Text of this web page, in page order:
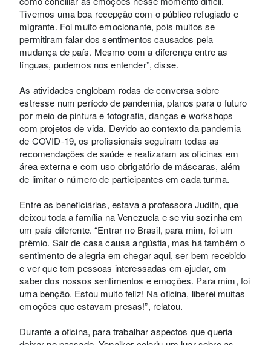
Tivemos uma boa recepção com o público refugiado e
migrante. Foi muito emocionante, pois muitos se
permitiram falar dos sentimentos causados pela
mudança de país. Mesmo com a diferença entre as
línguas, pudemos nos entender”, disse.
As atividades englobam rodas de conversa sobre
estresse num período de pandemia, planos para o futuro
por meio de pintura e fotografia, danças e workshops
com projetos de vida. Devido ao contexto da pandemia
de COVID-19, os profissionais seguiram todas as
recomendações de saúde e realizaram as oficinas em
área externa e com uso obrigatório de máscaras, além
de limitar o número de participantes em cada turma.
Entre as beneficiárias, estava a professora Judith, que
deixou toda a família na Venezuela e se viu sozinha em
um país diferente. “Entrar no Brasil, para mim, foi um
prêmio. Sair de casa causa angústia, mas há também o
sentimento de alegria em chegar aqui, ser bem recebido
e ver que tem pessoas interessadas em ajudar, em
saber dos nossos sentimentos e emoções. Para mim, foi
uma benção. Estou muito feliz! Na oficina, liberei muitas
emoções que estavam presas!”, relatou.
Durante a oficina, para trabalhar aspectos que queria